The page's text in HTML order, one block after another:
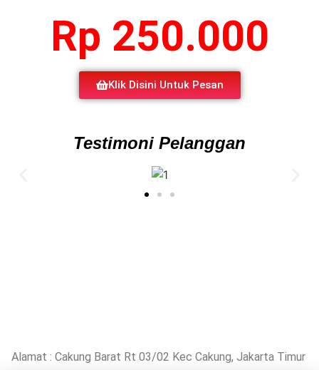
Rp 250.000
Klik Disini Untuk Pesan
Testimoni Pelanggan
Alamat : Cakung Barat Rt 03/02 Kec Cakung, Jakarta Timur